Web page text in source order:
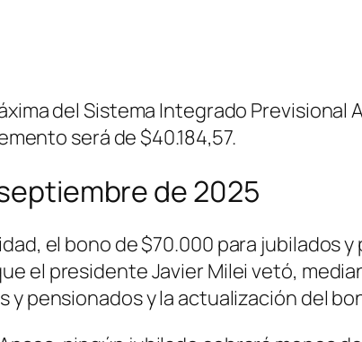
del Sistema Integrado Previsional
será de $40.184,57.
de 2025
el bono de $70.000 para jubilados
el presidente Javier Milei vetó,
y pensionados y la actualización del